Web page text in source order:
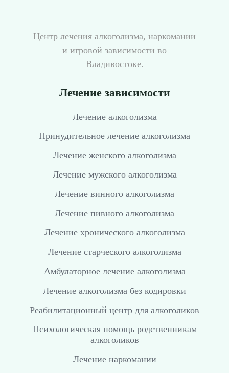
Центр лечения алкоголизма, наркомании
и игровой зависимости во
Владивостоке.
Лечение зависимости
Лечение алкоголизма
Принудительное лечение алкоголизма
Лечение женского алкоголизма
Лечение мужского алкоголизма
Лечение винного алкоголизма
Лечение пивного алкоголизма
Лечение хронического алкоголизма
Лечение старческого алкоголизма
Амбулаторное лечение алкоголизма
Лечение алкоголизма без кодировки
Реабилитационный центр для алкоголиков
Психологическая помощь родственникам
алкоголиков
Лечение наркомании